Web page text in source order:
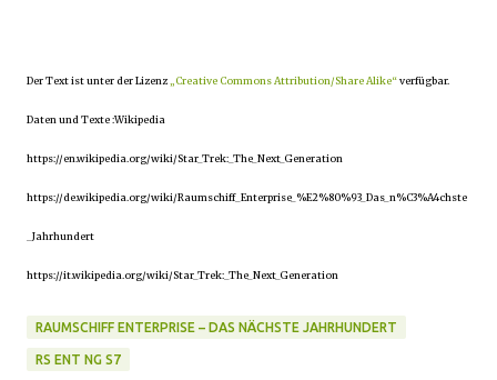
Der Text ist unter der Lizenz „Creative Commons Attribution/Share Alike“verfügbar.
Daten und Texte :Wikipedia
https://en.wikipedia.org/wiki/Star_Trek:_The_Next_Generation
https://de.wikipedia.org/wiki/Raumschiff_Enterprise_%E2%80%93_Das_n%C3%A4chste
_Jahrhundert
https://it.wikipedia.org/wiki/Star_Trek:_The_Next_Generation
RAUMSCHIFF ENTERPRISE – DAS NÄCHSTE JAHRHUNDERT
RS ENT NG S7